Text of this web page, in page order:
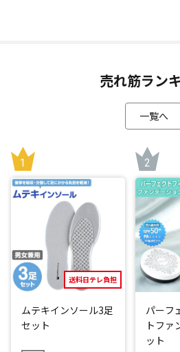
吸引力に優れた「ミニモ
床面の掃除だけでなく、付属のツー
にも切り替え可能。「ミニモーター
ば、車内やベッド、布団、ソファな
の毛を取り除きます。
吸引力を保ち、きれい
変わらないパワフルな吸引力が続き
により部屋の空気よりもきれいな空
2 Tier Radial(TM)(ティアーラジアル
置された15個のサイクロンが同時
強め微細なゴミを捉え、空気からし
パワフルな吸引力が続きます。
売れ筋ラン
一覧へ
送料日テレ負担
ムテキインソール3足
セット
パーフ
トファ
ット